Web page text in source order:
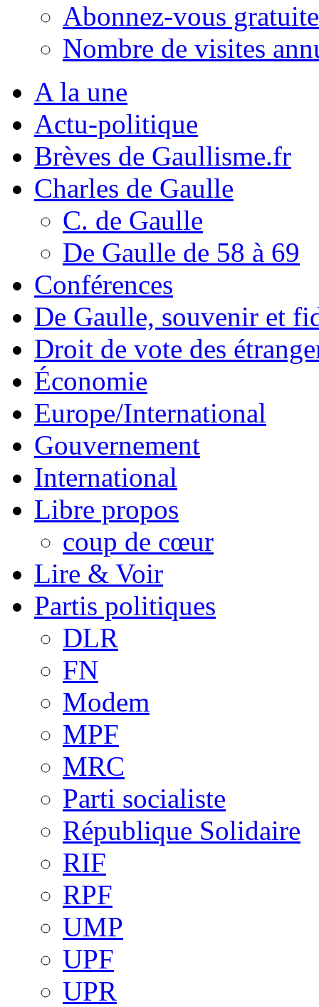
Abonnez-vous
Nombre de visites
A la une
Actu-politique
Brèves de Gaullisme.fr
Charles de Gaulle
C. de Gaulle
De Gaulle de 58 à 69
Conférences
De Gaulle, souvenir et
Droit de vote des
Économie
Europe/International
Gouvernement
International
Libre propos
coup de cœur
Lire & Voir
Partis politiques
DLR
FN
Modem
MPF
MRC
Parti socialiste
République Solidaire
RIF
RPF
UMP
UPF
UPR